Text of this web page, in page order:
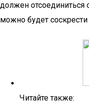
должен отсоединиться
можно будет соскрести
Читайте также: